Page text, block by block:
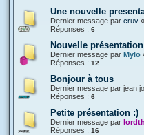
Une nouvelle
Dernier message par cruv «
Réponses : 6
Nouvelle
Dernier message par Mylo
Réponses : 12
Bonjour à tous
Dernier message par jean
Réponses : 6
Petite présentation :)
Dernier message par
Réponses : 16